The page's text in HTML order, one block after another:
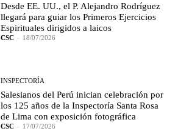
Desde EE. UU., el P. Alejandro Rodríguez
llegará para guiar los Primeros Ejercicios
Espirituales dirigidos a laicos
CSC - 18/07/2026
INSPECTORÍA
Salesianos del Perú inician celebración por
los 125 años de la Inspectoría Santa Rosa
de Lima con exposición fotográfica
CSC - 17/07/2026